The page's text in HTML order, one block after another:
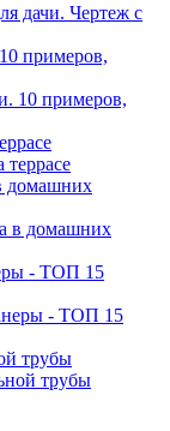
примеров,
домашних
- ТОП 15
трубы